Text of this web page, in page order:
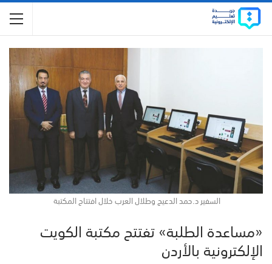
السفير د.حمد الدعيج وطلال العرب خلال افتتاح المكتبة
«مساعدة الطلبة» تفتتح مكتبة الكويت
الإلكترونية بالأردن